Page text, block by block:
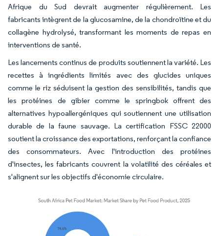
Afrique du Sud devrait augmenter régulièrement. Les
fabricants intègrent de la glucosamine, de la chondroïtine et du
collagène hydrolysé, transformant les moments de repas en
interventions de santé.
Les lancements continus de produits soutiennent la variété. Les
recettes à ingrédients limités avec des glucides uniques
comme le riz séduisent la gestion des sensibilités, tandis que
les protéines de gibier comme le springbok offrent des
alternatives hypoallergéniques qui soutiennent une utilisation
durable de la faune sauvage. La certification FSSC 22000
soutient la croissance des exportations, renforçant la confiance
des consommateurs. Avec l'introduction des protéines
d'insectes, les fabricants couvrent la volatilité des céréales et
s'alignent sur les objectifs d'économie circulaire.